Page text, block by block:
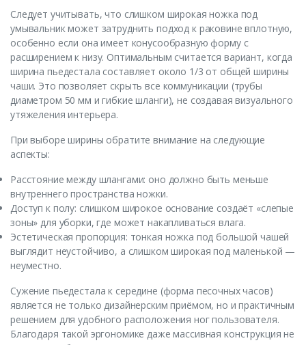
Следует учитывать, что слишком широкая ножка под
умывальник может затруднить подход к раковине вплотную,
особенно если она имеет конусообразную форму с
расширением к низу. Оптимальным считается вариант, когда
ширина пьедестала составляет около 1/3 от общей ширины
чаши. Это позволяет скрыть все коммуникации (трубы
диаметром 50 мм и гибкие шланги), не создавая визуального
утяжеления интерьера.
При выборе ширины обратите внимание на следующие
аспекты:
Расстояние между шлангами: оно должно быть меньше
внутреннего пространства ножки.
Доступ к полу: слишком широкое основание создаёт «слепые
зоны» для уборки, где может накапливаться влага.
Эстетическая пропорция: тонкая ножка под большой чашей
выглядит неустойчиво, а слишком широкая под маленькой —
неуместно.
Сужение пьедестала к середине (форма песочных часов)
является не только дизайнерским приёмом, но и практичным
решением для удобного расположения ног пользователя.
Благодаря такой эргономике даже массивная конструкция не